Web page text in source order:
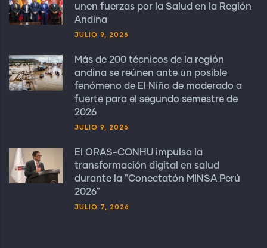
unen fuerzas por la Salud en la Región
Andina
JULIO 9, 2026
Más de 200 técnicos de la región
andina se reúnen ante un posible
fenómeno de El Niño de moderado a
fuerte para el segundo semestre de
2026
JULIO 9, 2026
El ORAS-CONHU impulsa la
transformación digital en salud
durante la "Conectatón MINSA Perú
2026"
JULIO 7, 2026